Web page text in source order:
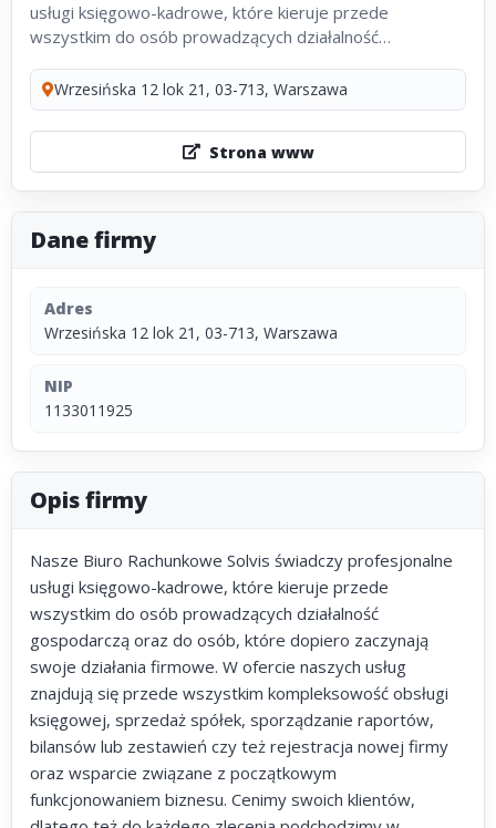
usługi księgowo-kadrowe, które kieruje przede
wszystkim do osób prowadzących działalność
swoje działania firmowe. W ofercie...
Wrzesińska 12 lok 21, 03-713, Warszawa
Strona www
Dane firmy
Adres
Wrzesińska 12 lok 21, 03-713, Warszawa
NIP
1133011925
Opis firmy
Nasze Biuro Rachunkowe Solvis świadczy profesjonalne
usługi księgowo-kadrowe, które kieruje przede
wszystkim do osób prowadzących działalność
gospodarczą oraz do osób, które dopiero zaczynają
swoje działania firmowe. W ofercie naszych usług
znajdują się przede wszystkim kompleksowość obsługi
księgowej, sprzedaż spółek, sporządzanie raportów,
bilansów lub zestawień czy też rejestracja nowej firmy
oraz wsparcie związane z początkowym
funkcjonowaniem biznesu. Cenimy swoich klientów,